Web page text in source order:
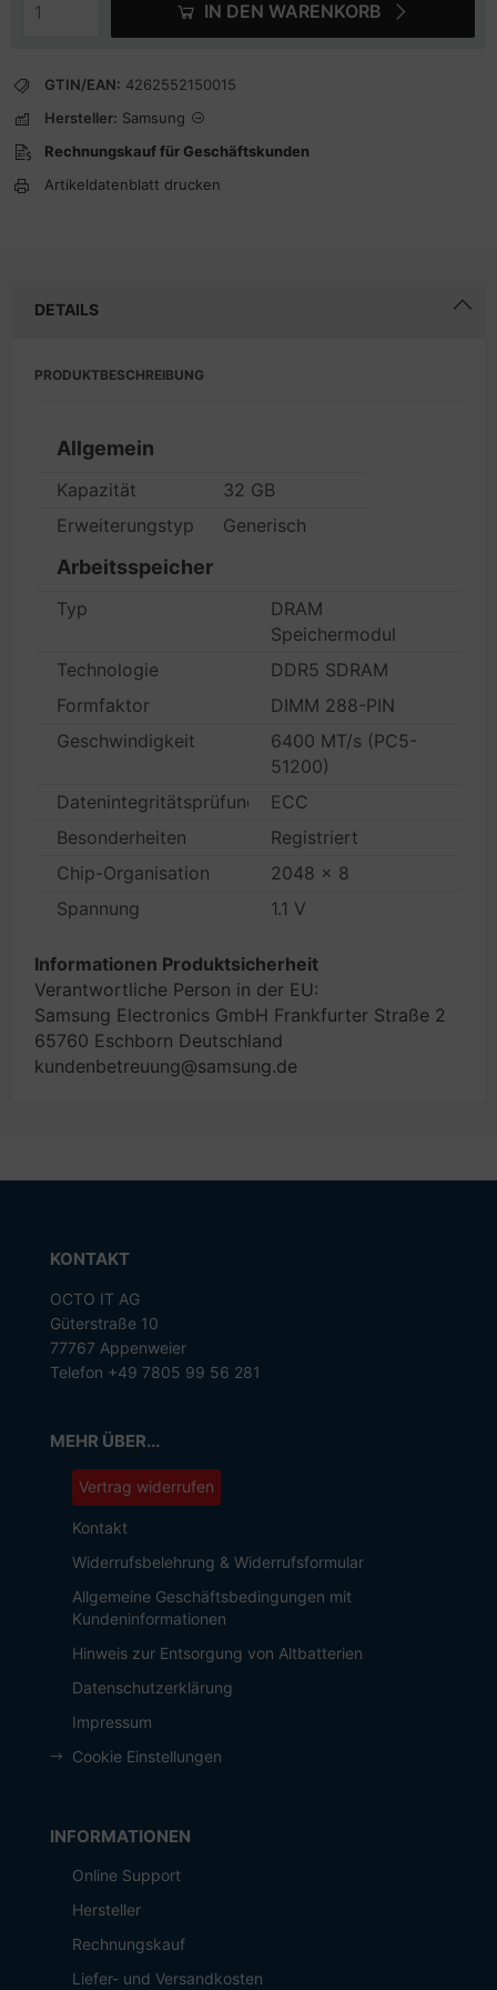
IN DEN WARENKORB
GTIN/EAN: 4262552150015
Hersteller: Samsung
Rechnungskauf für Geschäftskunden
Artikeldatenblatt drucken
DETAILS
PRODUKTBESCHREIBUNG
Allgemein
Kapazität
32 GB
Erweiterungstyp
Generisch
Arbeitsspeicher
Typ
DRAM
Speichermodul
Technologie
DDR5 SDRAM
Formfaktor
DIMM 288-PIN
Geschwindigkeit
6400 MT/s (PC5-
51200)
Datenintegritätsprüfung
ECC
Besonderheiten
Registriert
Chip-Organisation
2048 x 8
Spannung
1.1 V
Informationen Produktsicherheit
Verantwortliche Person in der EU:
Samsung Electronics GmbH Frankfurter Straße 2
65760 Eschborn Deutschland
kundenbetreuung@samsung.de
KONTAKT
OCTO IT AG
Güterstraße 10
77767 Appenweier
Telefon +49 7805 99 56 281
MEHR ÜBER...
Vertrag widerrufen
Kontakt
Widerrufsbelehrung & Widerrufsformular
Allgemeine Geschäftsbedingungen mit
Kundeninformationen
Hinweis zur Entsorgung von Altbatterien
Datenschutzerklärung
Impressum
Cookie Einstellungen
INFORMATIONEN
Online Support
Hersteller
Rechnungskauf
Liefer- und Versandkosten